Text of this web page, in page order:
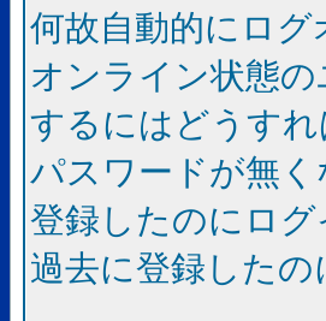
何故自動的にロ
オンライン状態
するにはどうす
パスワードが無
登録したのにロ
過去に登録した